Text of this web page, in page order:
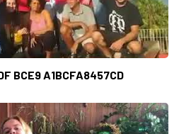
BCE9 A1BCFA8457CD